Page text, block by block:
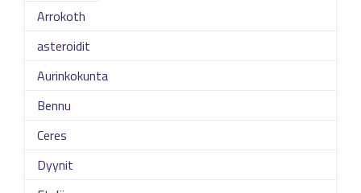
Arrokoth
asteroidit
Aurinkokunta
Bennu
Ceres
Dyynit